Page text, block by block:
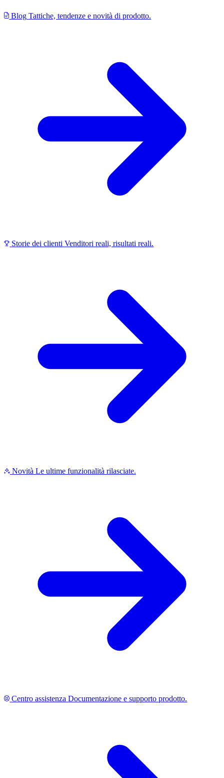
Blog Tattiche, tendenze e novità di prodotto.
Storie dei clienti Venditori reali, risultati reali.
Novità Le ultime funzionalità rilasciate.
Centro assistenza Documentazione e supporto prodotto.